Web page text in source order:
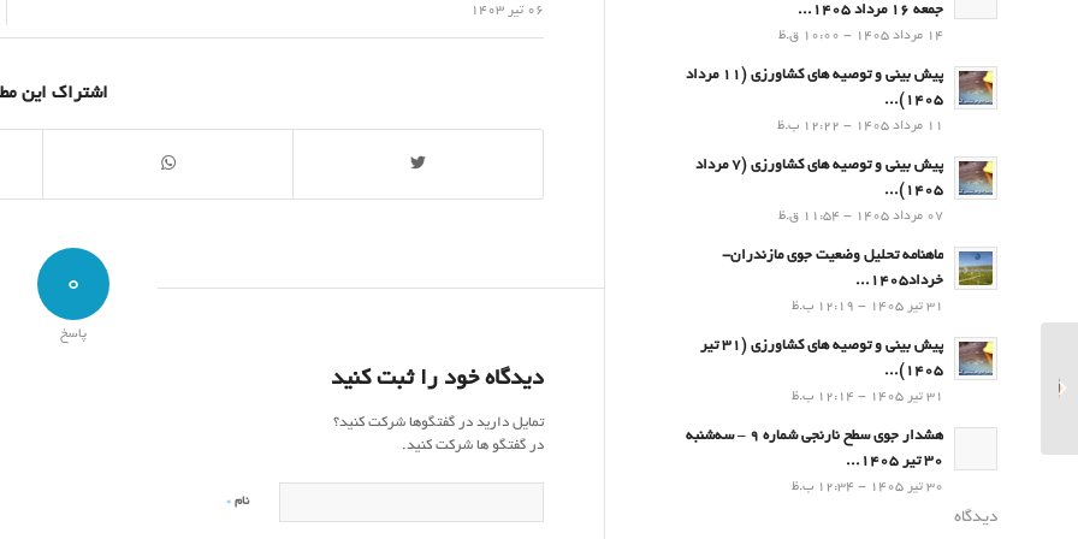
06 تیر 1403
اشتراک این
0
پاسخ
دیدگاه خود را ثبت کنید
تمایل دارید در گفتگوها شرکت کنید؟
در گفتگو ها شرکت کنید.
نام *
جمعه 16 مرداد 1405...
14 مرداد 1405 - 10:00 ق.ظ
پیش بینی و توصیه های کشاورزی (11 مرداد
۱۴۰۵)...
11 مرداد 1405 - 12:22 ب.ظ
پیش بینی و توصیه های کشاورزی (7 مرداد
۱۴۰۵)...
07 مرداد 1405 - 11:54 ق.ظ
ماهنامه تحلیل وضعیت جوی مازندران-
خرداد1405...
31 تیر 1405 - 12:19 ب.ظ
پیش بینی و توصیه های کشاورزی (31 تیر
۱۴۰۵)...
31 تیر 1405 - 12:14 ب.ظ
هشدار جوی سطح نارنجی شماره 9 – سه‌شنبه
30 تیر 1405...
30 تیر 1405 - 12:34 ب.ظ
دیدگاه
پیش بینی و توصیه های
کشاورزی (6 تیر۱۴۰۳)